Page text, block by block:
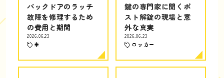
バックドアのラッチ
故障を修理するため
の費用と期間
2026.06.23
車
鍵の専門家に聞くポ
スト解錠の現場と意
外な真実
2026.06.23
ロッカー